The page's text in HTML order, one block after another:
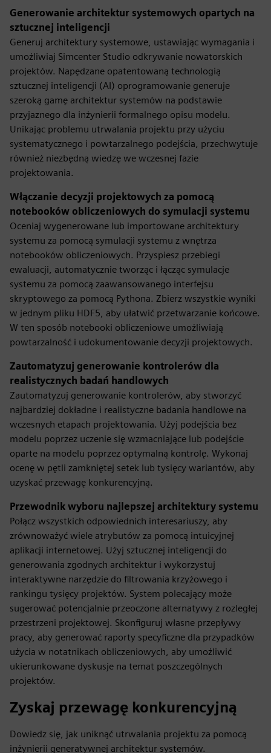
Generowanie architektur systemowych opartych na
sztucznej inteligencji
Generuj architektury systemowe, ustawiając wymagania i
umożliwiaj Simcenter Studio odkrywanie nowatorskich
projektów. Napędzane opatentowaną technologią
sztucznej inteligencji (AI) oprogramowanie generuje
szeroką gamę architektur systemów na podstawie
przyjaznego dla inżynierii formalnego opisu modelu.
Unikając problemu utrwalania projektu przy użyciu
systematycznego i powtarzalnego podejścia, przechwytuje
również niezbędną wiedzę we wczesnej fazie
projektowania.
Włączanie decyzji projektowych za pomocą
notebooków obliczeniowych do symulacji systemu
Oceniaj wygenerowane lub importowane architektury
systemu za pomocą symulacji systemu z wnętrza
notebooków obliczeniowych. Przyspiesz przebiegi
ewaluacji, automatycznie tworząc i łącząc symulacje
systemu za pomocą zaawansowanego interfejsu
skryptowego za pomocą Pythona. Zbierz wszystkie wyniki
w jednym pliku HDF5, aby ułatwić przetwarzanie końcowe.
W ten sposób notebooki obliczeniowe umożliwiają
powtarzalność i udokumentowanie decyzji projektowych.
Zautomatyzuj generowanie kontrolerów dla
realistycznych badań handlowych
Zautomatyzuj generowanie kontrolerów, aby stworzyć
najbardziej dokładne i realistyczne badania handlowe na
wczesnych etapach projektowania. Użyj podejścia bez
modelu poprzez uczenie się wzmacniające lub podejście
oparte na modelu poprzez optymalną kontrolę. Wykonaj
ocenę w pętli zamkniętej setek lub tysięcy wariantów, aby
uzyskać przewagę konkurencyjną.
Przewodnik wyboru najlepszej architektury systemu
Połącz wszystkich odpowiednich interesariuszy, aby
zrównoważyć wiele atrybutów za pomocą intuicyjnej
aplikacji internetowej. Użyj sztucznej inteligencji do
generowania zgodnych architektur i wykorzystuj
interaktywne narzędzie do filtrowania krzyżowego i
rankingu tysięcy projektów. System polecający może
sugerować potencjalnie przeoczone alternatywy z rozległej
przestrzeni projektowej. Skonfiguruj własne przepływy
pracy, aby generować raporty specyficzne dla przypadków
użycia w notatnikach obliczeniowych, aby umożliwić
ukierunkowane dyskusje na temat poszczególnych
projektów.
Zyskaj przewagę konkurencyjną
Dowiedz się, jak uniknąć utrwalania projektu za pomocą
inżynierii generatywnej architektur systemów.